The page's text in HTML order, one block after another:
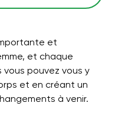
et
et chaque
vous pouvez vous y
et en créant un
à venir.